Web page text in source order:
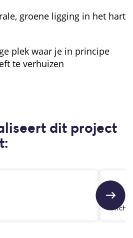
groene ligging in het hart
plek waar je in principe
te verhuizen
dit project